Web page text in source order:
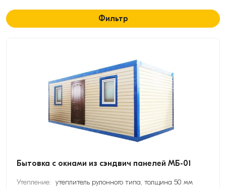
Фильтр
Бытовка с окнами из сэндвич панелей МБ-01
Утепление: утеплитель рулонного типа, толщина 50 мм